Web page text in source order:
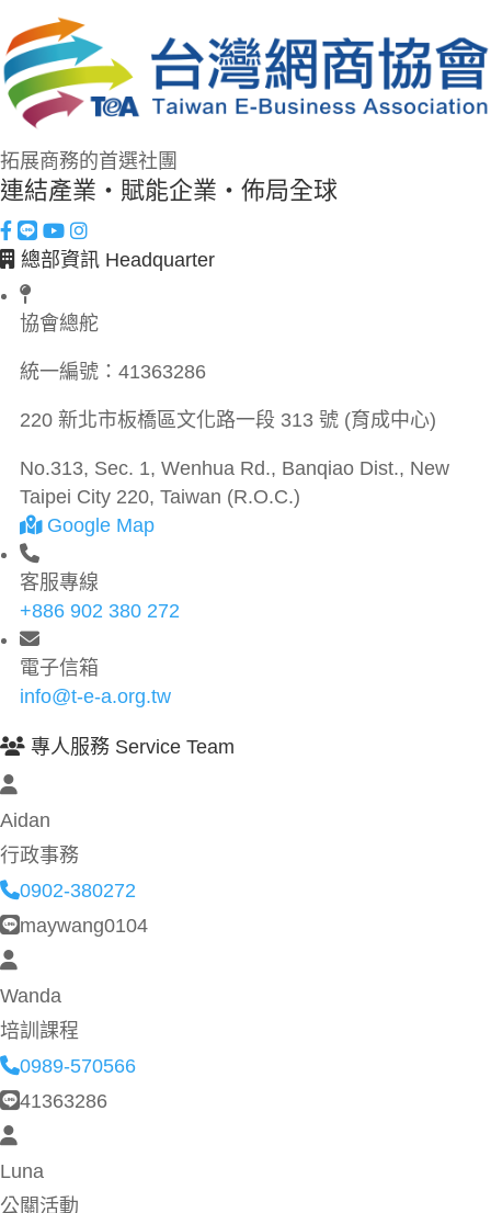
拓展商務的首選社團
連結產業・賦能企業・佈局全球
總部資訊 Headquarter
協會總舵
統一編號： 41363286
220 新北市板橋區文化路一段 313 號 (育成中心)
No.313, Sec. 1, Wenhua Rd., Banqiao Dist., New
Taipei City 220, Taiwan (R.O.C.)
Google Map
客服專線
+886 902 380 272
電子信箱
info@t-e-a.org.tw
專人服務 Service Team
Aidan
行政事務
0902-380272
maywang0104
Wanda
培訓課程
0989-570566
41363286
Luna
公關活動